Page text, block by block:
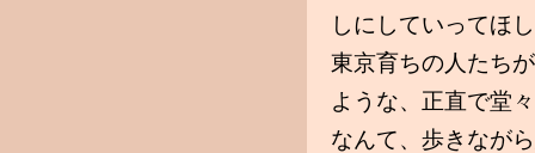
しにしていってほ
東京育ちの人たち
ような、正直で堂
なんて、歩きなが